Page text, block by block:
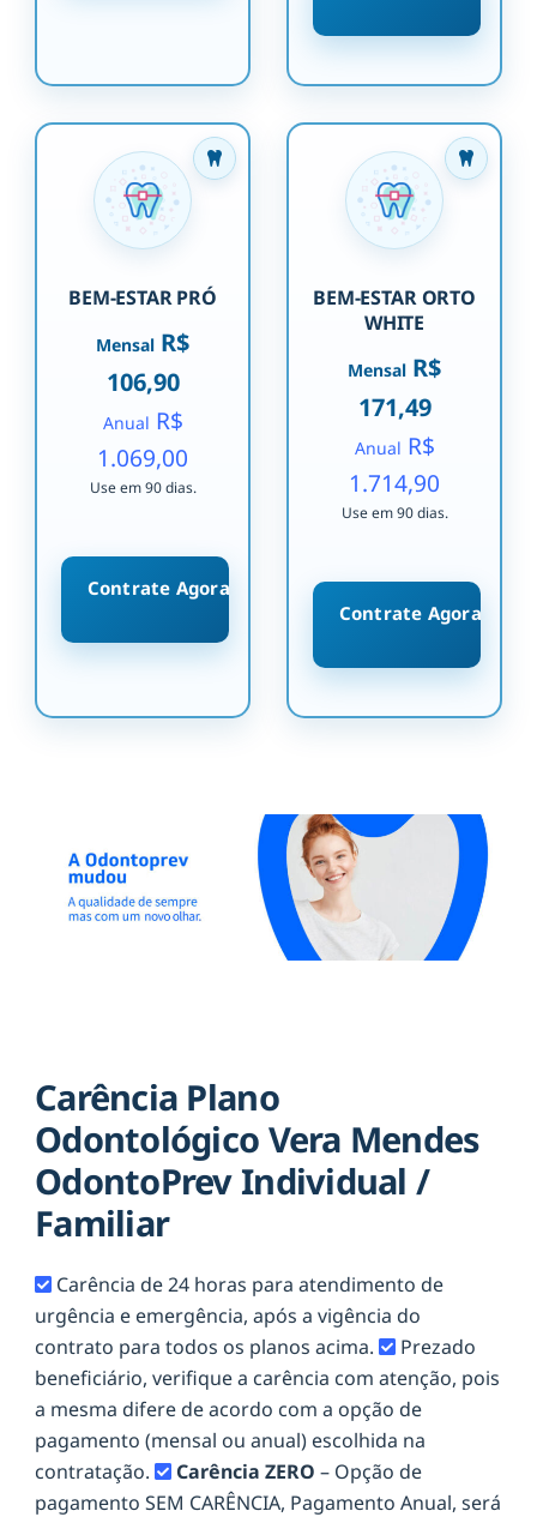
BEM-ESTAR PRÓ
Mensal R$
106,90
Anual R$
1.069,00
Use em 90 dias.
Contrate Agora
BEM-ESTAR ORTO
WHITE
Mensal R$
171,49
Anual R$
1.714,90
Use em 90 dias.
Contrate Agora
Carência Plano
Odontológico Vera Mendes
OdontoPrev Individual /
Familiar
Carência de 24 horas para atendimento de
urgência e emergência, após a vigência do
contrato para todos os planos acima.
Prezado
beneficiário, verifique a carência com atenção, pois
a mesma difere de acordo com a opção de
pagamento (mensal ou anual) escolhida na
contratação.
Carência ZERO – Opção de
pagamento SEM CARÊNCIA, Pagamento Anual, será